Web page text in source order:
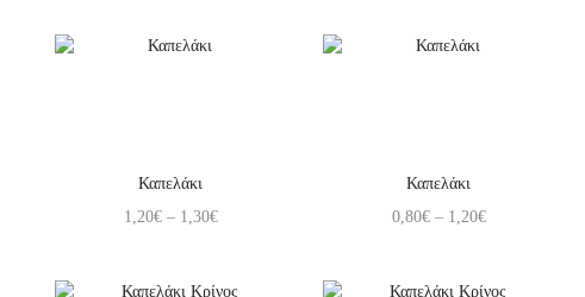
Καπελάκι
1,20€ – 1,30€
Καπελάκι
0,80€ – 1,20€